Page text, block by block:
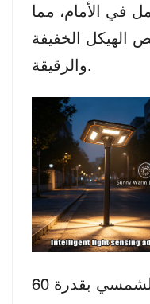
في الأمام، مما
الهيكل الخفيفة
والرقيقة.
يمكن لمصباح الشارع الشمسي بقدرة 60